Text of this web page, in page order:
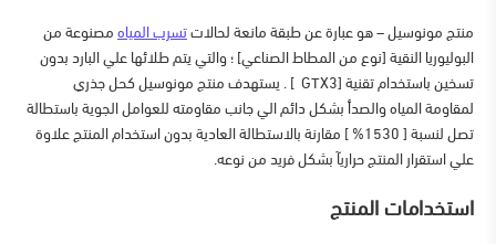
منتج مونوسيل – هو عبارة عن طبقة مانعة لحالاتتسرب المياهمصنوعة من
البوليوريا النقية [نوع من المطاط الصناعي] ؛ والتي يتم طلائها علي البارد بدون
تسخين باستخدام تقنية [GTX3 ] . يستهدف منتج مونوسيل كحل جذري
لمقاومة المياه والصدأ بشكل دائم الي جانب مقاومته للعوامل الجوية باستطالة
تصل لنسبة [ 1530% ] مقارنة بالاستطالة العادية بدون استخدام المنتج علاوة
علي استقرار المنتج حراريآ بشكل فريد من نوعه.
استخدامات المنتج